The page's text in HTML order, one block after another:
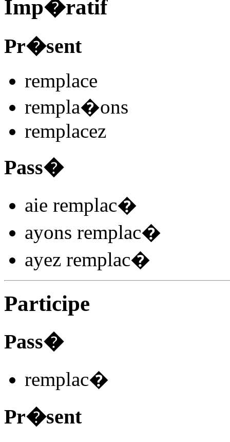
Imp�ratif
Pr�sent
remplace
rempla�ons
remplacez
Pass�
aie remplac�
ayons remplac�
ayez remplac�
Participe
Pass�
remplac�
Pr�sent